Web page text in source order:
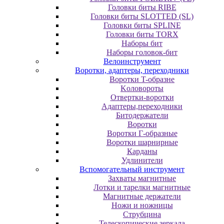
Головки биты RIBE
Головки биты SLOTTED (SL)
Головки биты SPLINE
Головки биты TORX
Наборы бит
Наборы головок-бит
Велоинструмент
Воротки, адаптеры, переходники
Bopoтки T-oбpaзне
Koлoвopoты
Oтвepтки-вopoтки
Адаптеры,переходники
Битодержатели
Воротки
Воротки Г-образные
Воротки шарнирные
Карданы
Удлинители
Вспомогательный инструмент
Захваты магнитные
Лотки и тарелки магнитные
Магнитные держатели
Ножи и ножницы
Струбцина